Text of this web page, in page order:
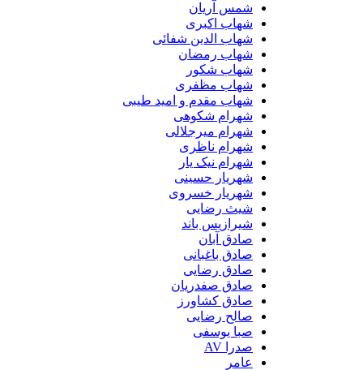
شمس آریان
شهاب اکبری
شهاب الدین شفائی
شهاب رمضان
شهاب شکور
شهاب مظفری
شهاب مقدم و امید طیبی
شهرام شکوهی
شهرام میرجلالی
شهرام ناظری
شهرام نیک یار
شهریار حسینی
شهریار خسروی
شیث رضایی
شیرازیس باند
صادق آبان
صادق باغبانی
صادق رضایی
صادق صفدریان
صادق کشاورز
صالح رضایی
صبا یوسفی